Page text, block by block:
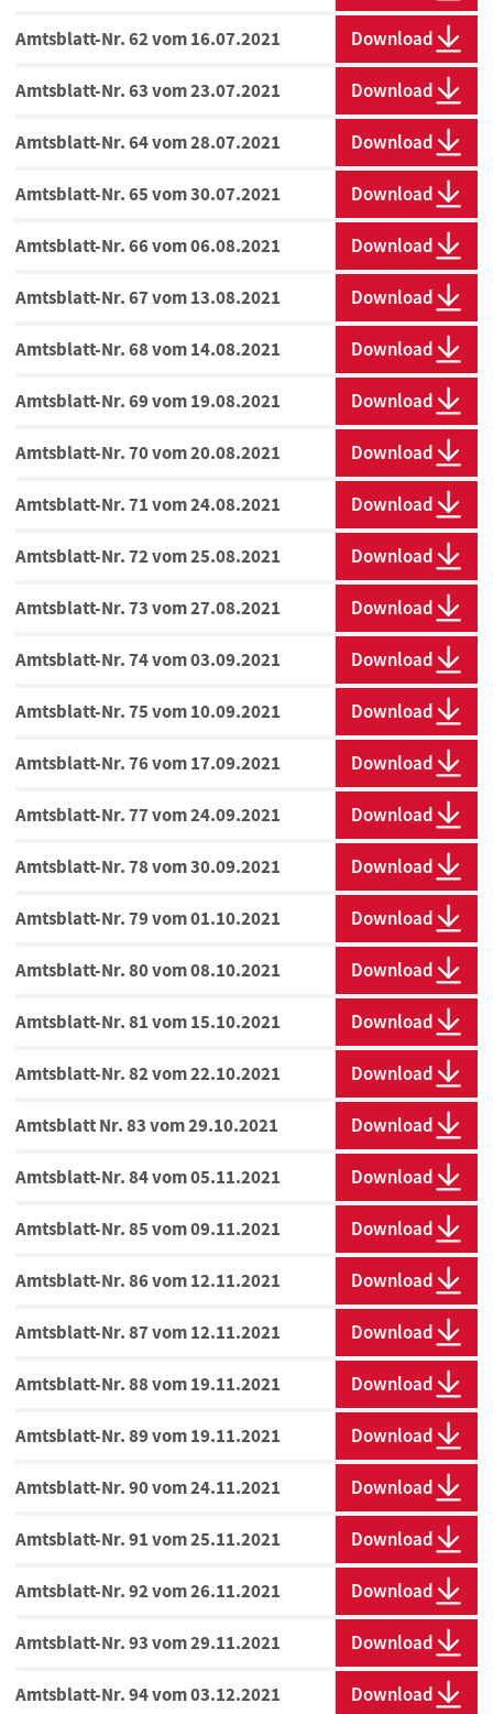
Amtsblatt-Nr. 62 vom 16.07.2021 Download
Amtsblatt-Nr. 63 vom 23.07.2021 Download
Amtsblatt-Nr. 64 vom 28.07.2021 Download
Amtsblatt-Nr. 65 vom 30.07.2021 Download
Amtsblatt-Nr. 66 vom 06.08.2021 Download
Amtsblatt-Nr. 67 vom 13.08.2021 Download
Amtsblatt-Nr. 68 vom 14.08.2021 Download
Amtsblatt-Nr. 69 vom 19.08.2021 Download
Amtsblatt-Nr. 70 vom 20.08.2021 Download
Amtsblatt-Nr. 71 vom 24.08.2021 Download
Amtsblatt-Nr. 72 vom 25.08.2021 Download
Amtsblatt-Nr. 73 vom 27.08.2021 Download
Amtsblatt-Nr. 74 vom 03.09.2021 Download
Amtsblatt-Nr. 75 vom 10.09.2021 Download
Amtsblatt-Nr. 76 vom 17.09.2021 Download
Amtsblatt-Nr. 77 vom 24.09.2021 Download
Amtsblatt-Nr. 78 vom 30.09.2021 Download
Amtsblatt-Nr. 79 vom 01.10.2021 Download
Amtsblatt-Nr. 80 vom 08.10.2021 Download
Amtsblatt-Nr. 81 vom 15.10.2021 Download
Amtsblatt-Nr. 82 vom 22.10.2021 Download
Amtsblatt Nr. 83 vom 29.10.2021 Download
Amtsblatt-Nr. 84 vom 05.11.2021 Download
Amtsblatt-Nr. 85 vom 09.11.2021 Download
Amtsblatt-Nr. 86 vom 12.11.2021 Download
Amtsblatt-Nr. 87 vom 12.11.2021 Download
Amtsblatt-Nr. 88 vom 19.11.2021 Download
Amtsblatt-Nr. 89 vom 19.11.2021 Download
Amtsblatt-Nr. 90 vom 24.11.2021 Download
Amtsblatt-Nr. 91 vom 25.11.2021 Download
Amtsblatt-Nr. 92 vom 26.11.2021 Download
Amtsblatt-Nr. 93 vom 29.11.2021 Download
Amtsblatt-Nr. 94 vom 03.12.2021 Download